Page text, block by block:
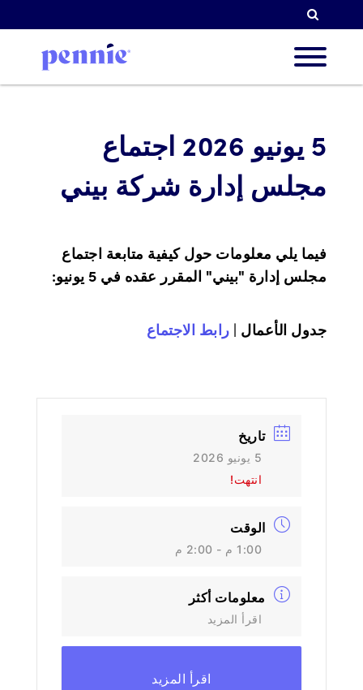
أولوياتنا
الموارد
5 يونيو 2026 اجتماع
مجلس إدارة شركة بيني
فيما يلي معلومات حول كيفية متابعة اجتماع
مجلس إدارة "بيني" المقرر عقده في 5 يونيو:
جدول الأعمال | رابط الاجتماع
تاريخ
5 يونيو 2026
انتهت!
الوقت
1:00 م - 2:00 م
معلومات أكثر
اقرأ المزيد
اقرأ المزيد